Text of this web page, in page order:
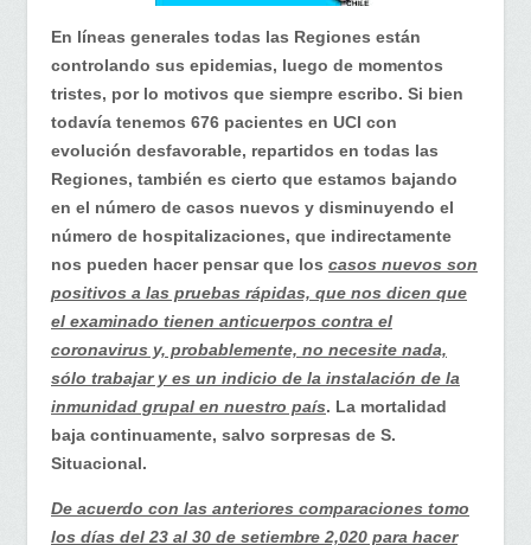
En líneas generales todas las Regiones están
controlando sus epidemias, luego de momentos
tristes, por lo motivos que siempre escribo. Si bien
todavía tenemos 676 pacientes en UCI con
evolución desfavorable, repartidos en todas las
Regiones, también es cierto que estamos bajando
en el número de casos nuevos y disminuyendo el
número de hospitalizaciones, que indirectamente
nos pueden hacer pensar que los casos nuevos son
positivos a las pruebas rápidas, que nos dicen que
el examinado tienen anticuerpos contra el
coronavirus y, probablemente, no necesite nada,
sólo trabajar y es un indicio de la instalación de la
inmunidad grupal en nuestro país. La mortalidad
baja continuamente, salvo sorpresas de S.
Situacional.
De acuerdo con las anteriores comparaciones tomo
los días del 23 al 30 de setiembre 2,020 para hacer